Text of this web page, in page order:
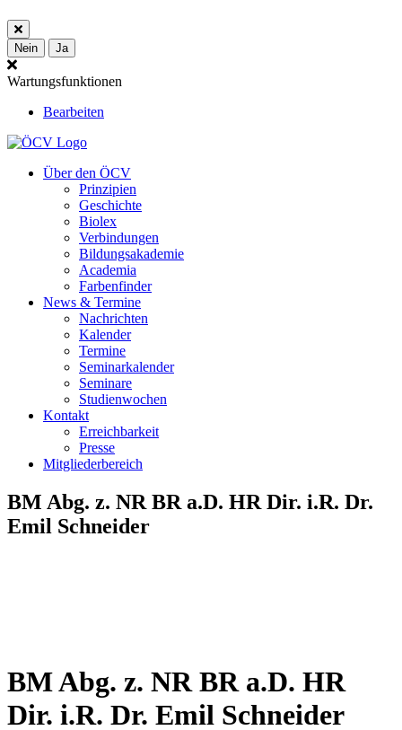
Nein Ja
Wartungsfunktionen
Bearbeiten
Über den ÖCV
Prinzipien
Geschichte
Biolex
Verbindungen
Bildungsakademie
Academia
Farbenfinder
News & Termine
Nachrichten
Kalender
Termine
Seminarkalender
Seminare
Studienwochen
Kontakt
Erreichbarkeit
Presse
Mitgliederbereich
BM Abg. z. NR BR a.D. HR Dir. i.R. Dr.
Emil Schneider
BM Abg. z. NR BR a.D. HR
Dir. i.R. Dr. Emil Schneider